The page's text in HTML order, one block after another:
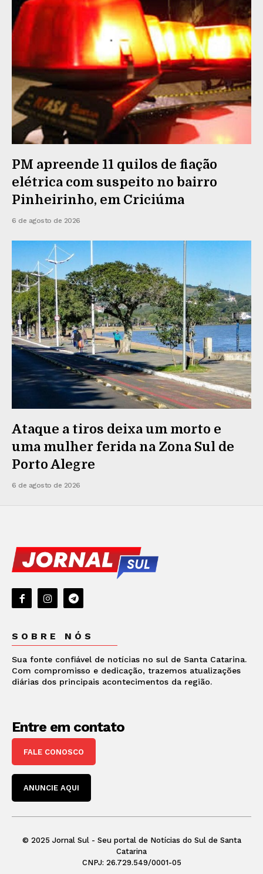
PM apreende 11 quilos de fiação
elétrica com suspeito no bairro
Pinheirinho, em Criciúma
6 de agosto de 2026
Ataque a tiros deixa um morto e
uma mulher ferida na Zona Sul de
Porto Alegre
6 de agosto de 2026
SOBRE NÓS
Sua fonte confiável de notícias no sul de Santa Catarina.
Com compromisso e dedicação, trazemos atualizações
diárias dos principais acontecimentos da região.
Entre em contato
FALE CONOSCO
ANUNCIE AQUI
© 2025 Jornal Sul - Seu portal de Notícias do Sul de Santa
Catarina
CNPJ: 26.729.549/0001-05